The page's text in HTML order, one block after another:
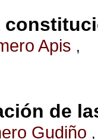
Apis ,
de
Gudiño ,